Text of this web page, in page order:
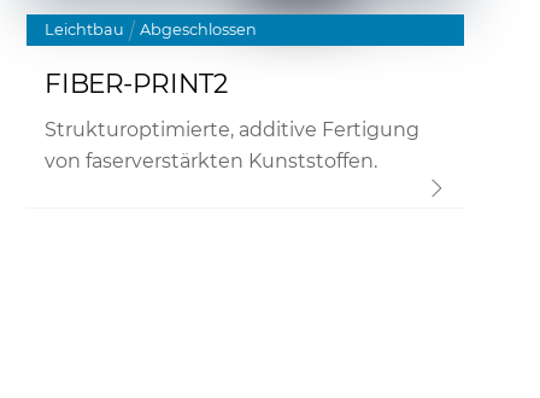
Leichtbau Abgeschlossen
FIBER-PRINT2
Strukturoptimierte, additive Fertigung
von faserverstärkten Kunststoffen.